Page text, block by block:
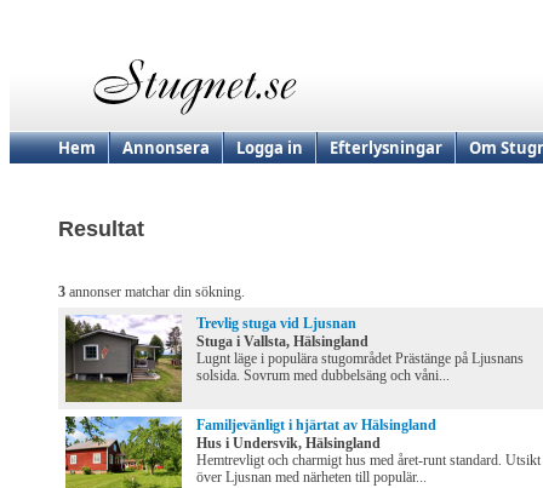
Hem Annonsera Logga in Efterlysningar Om
Resultat
3 annonser matchar din sökning.
Trevlig stuga vid Ljusnan
Stuga i Vallsta, Hälsingland
Lugnt läge i populära stugområdet Prästänge på Ljusnans
solsida. Sovrum med dubbelsäng och våni...
Familjevänligt i hjärtat av Hälsingland
Hus i Undersvik, Hälsingland
Hemtrevligt och charmigt hus med året-runt standard. Utsikt
över Ljusnan med närheten till populär...